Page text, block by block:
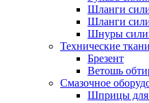
Шланги
Шланги
Шнуры
Технические ткани
Брезент
Ветошь
Смазочное
Шприцы для